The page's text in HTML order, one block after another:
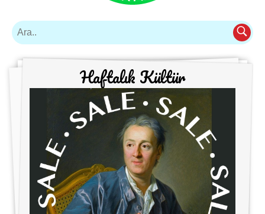
Haftalık Kültür